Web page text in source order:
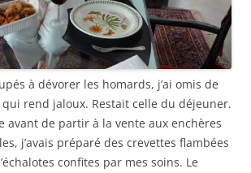
à dévorer les homards, j’ai omis de
rend jaloux. Restait celle du déjeuner.
avant de partir à la vente aux enchères
j’avais préparé des crevettes flambées
confites par mes soins. Le